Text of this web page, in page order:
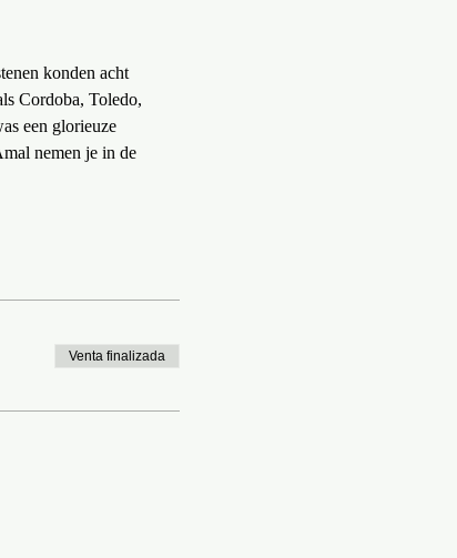
konden acht
Cordoba, Toledo,
een glorieuze
nemen je in de
Venta finalizada